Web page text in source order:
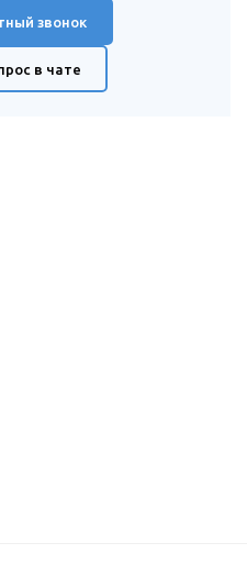
звонок
в чате